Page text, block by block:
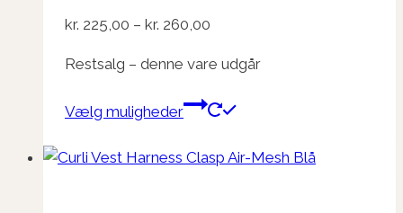
varesiden
kr. 225,00 – kr. 260,00
til
Restsalg – denne vare udgår
Vælg muligheder
Dette
har